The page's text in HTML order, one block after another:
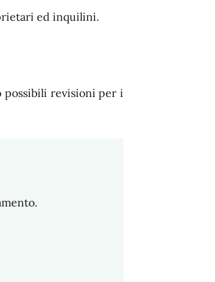
ed inquilini.
possibili revisioni per i